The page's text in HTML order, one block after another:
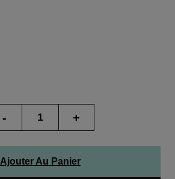
- +
Ajouter Au Panier